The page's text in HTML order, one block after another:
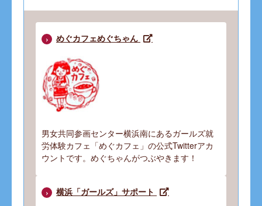
めぐカフェめぐちゃん
男女共同参画センター横浜南にあるガールズ就
労体験カフェ「めぐカフェ」の公式Twitterアカ
ウントです。めぐちゃんがつぶやきます！
横浜「ガールズ」サポート